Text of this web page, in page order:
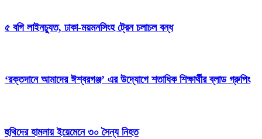
৫ বগি লাইনচ্যুত, ঢাকা-ময়মনসিংহ ট্রেন চলাচল বন্ধ
‘রক্তদানে আমাদের ঈশ্বরগঞ্জ’ এর উদ্যোগে শতাধিক শিক্ষার্থীর ব্লাড গ্রুপিং
হুথিদের হামলায় ইয়েমেনে ৩০ সৈন্য নিহত